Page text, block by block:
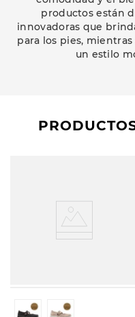
productos están
innovadoras que
para los pies,
un estilo